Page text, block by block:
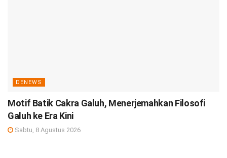
DENEWS
Motif Batik Cakra Galuh, Menerjemahkan Filosofi
Galuh ke Era Kini
Sabtu, 8 Agustus 2026